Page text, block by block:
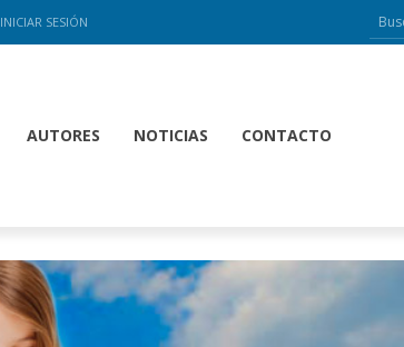
INICIAR SESIÓN
AUTORES NOTICIAS CONTACTO